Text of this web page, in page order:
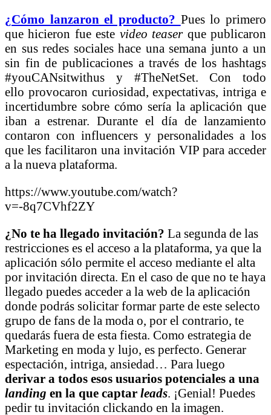
¿Cómo lanzaron el producto? Pues lo primero
que hicieron fue este video teaser que publicaron
en sus redes sociales hace una semana junto a un
sin fin de publicaciones a través de los hashtags
#youCANsitwithus y #TheNetSet. Con todo
ello provocaron curiosidad, expectativas, intriga e
incertidumbre sobre cómo sería la aplicación que
iban a estrenar. Durante el día de lanzamiento
contaron con influencers y personalidades a los
que les facilitaron una invitación VIP para acceder
a la nueva plataforma.
https://www.youtube.com/watch?
v=-8q7CVhf2ZY
¿No te ha llegado invitación? La segunda de las
restricciones es el acceso a la plataforma, ya que la
aplicación sólo permite el acceso mediante el alta
por invitación directa. En el caso de que no te haya
llegado puedes acceder a la web de la aplicación
donde podrás solicitar formar parte de este selecto
grupo de fans de la moda o, por el contrario, te
quedarás fuera de esta fiesta. Como estrategia de
Marketing en moda y lujo, es perfecto. Generar
espectación, intriga, ansiedad… Para luego
derivar a todos esos usuarios potenciales a una
landing en la que captar leads . ¡Genial! Puedes
pedir tu invitación clickando en la imagen.